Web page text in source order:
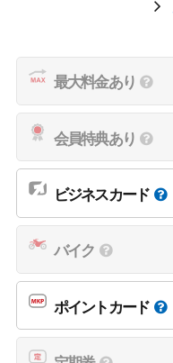
最大料金あり
会員特典あり
ビジネスカード
バイク
ポイントカード